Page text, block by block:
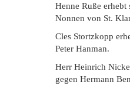
Henne Ruße erhebt
Nonnen von St.
Cles Stortzkopp
Peter Hanman.
Herr Heinrich
gegen Hermann